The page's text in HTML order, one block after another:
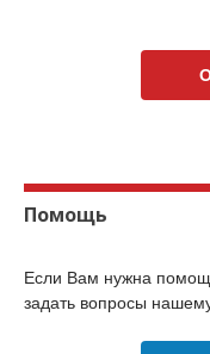
Помощь
Если Вам нужна
задать вопросы